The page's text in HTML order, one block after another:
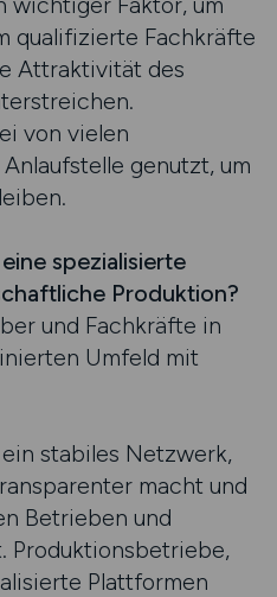
qualifizierte Fachkräfte
Attraktivität des
von vielen
genutzt, um
spezialisierte
Produktion?
und Fachkräfte in
Umfeld mit
stabiles Netzwerk,
macht und
Betrieben und
Produktionsbetriebe,
Plattformen